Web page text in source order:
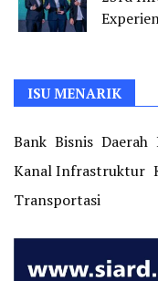
ISU MENARIK
Bank Bisnis Daerah
Kanal Infrastruktur
Transportasi